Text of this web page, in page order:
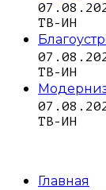
ТВ-ИН
ТВ-ИН
ТВ-ИН
Главная